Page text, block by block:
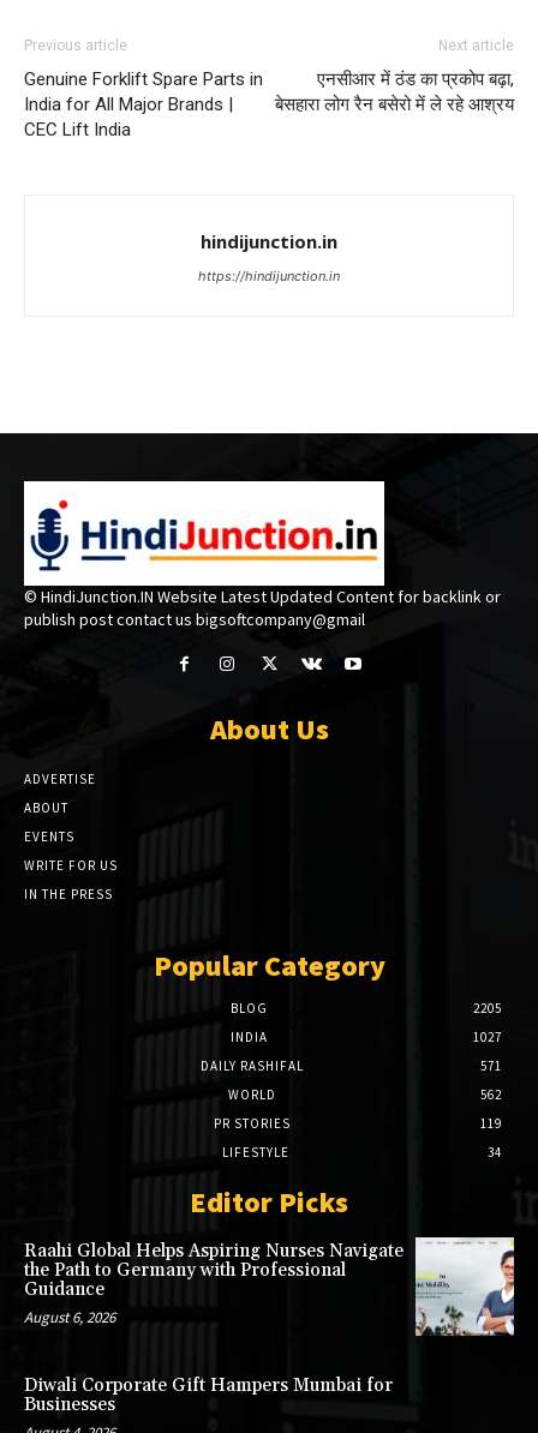
Previous article
Genuine Forklift Spare Parts in
India for All Major Brands |
CEC Lift India
Next article
एनसीआर में ठंड का प्रकोप बढ़ा,
बेसहारा लोग रैन बसेरो में ले रहे आश्रय
hindijunction.in
https://hindijunction.in
© HindiJunction.IN Website Latest Updated Content for backlink or
publish post contact us bigsoftcompany@gmail
About Us
ADVERTISE
ABOUT
EVENTS
WRITE FOR US
IN THE PRESS
Popular Category
BLOG
2205
INDIA
1027
DAILY RASHIFAL
571
WORLD
562
PR STORIES
119
LIFESTYLE
34
Editor Picks
Raahi Global Helps Aspiring Nurses Navigate
the Path to Germany with Professional
Guidance
August 6, 2026
Diwali Corporate Gift Hampers Mumbai for
Businesses